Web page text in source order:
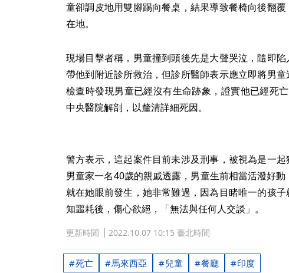
童卻調皮地用雙腳踢向餐桌，結果導致餐椅向後翻
在地。
現場目擊者稱，男童撞到頭後先是大聲哭泣，隨即
帶他到附近診所救治，但診所醫師表示應立即將男
檢查時發現男童已經沒有生命跡象，證實他已經死
中央醫院解剖，以釐清詳細死因。
警方表示，這起案件目前未涉及刑事，被視為是一起
男童家一名40歲的親戚透露，男童生前相當活潑好
就在她眼前發生，她非常難過，因為目睹唯一的孩
知噩耗後，傷心欲絕，「無法與任何人交談」。
更新時間 2022.10.07 10:15 臺北時間
死亡 馬來西亞 兒童 餐廳 印度